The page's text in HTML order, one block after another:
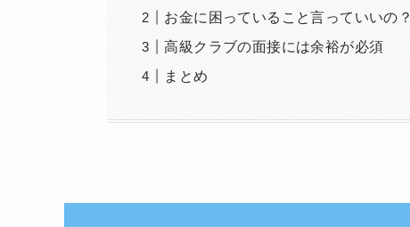
お金に困っていること言っていいの？
高級クラブの面接には余裕が必須
まとめ